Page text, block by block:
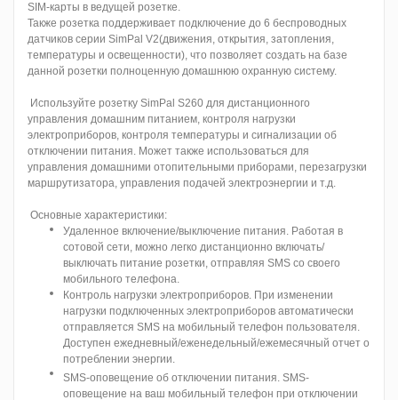
SIM-карты в ведущей розетке.
Также розетка поддерживает подключение до 6 беспроводных
датчиков серии SimPal V2(движения, открытия, затопления,
температуры и освещенности), что позволяет создать на базе
данной розетки полноценную домашнюю охранную систему.
Используйте розетку SimPal S260 для дистанционного
управления домашним питанием, контроля нагрузки
электроприборов, контроля температуры и сигнализации об
отключении питания. Может также использоваться для
управления домашними отопительными приборами, перезагрузки
маршрутизатора, управления подачей электроэнергии и т.д.
Основные характеристики:
Удаленное включение/выключение питания. Работая в
сотовой сети, можно легко дистанционно включать/
выключать питание розетки, отправляя SMS со своего
мобильного телефона.
Контроль нагрузки электроприборов. При изменении
нагрузки подключенных электроприборов автоматически
отправляется SMS на мобильный телефон пользователя.
Доступен ежедневный/еженедельный/ежемесячный отчет о
потреблении энергии.
SMS-оповещение об отключении питания. SMS-
оповещение на ваш мобильный телефон при отключении